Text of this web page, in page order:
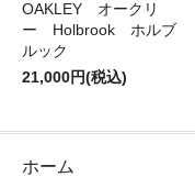
OAKLEY オークリ
ー Holbrook ホルブ
ルック
21,000円(税込)
ホーム